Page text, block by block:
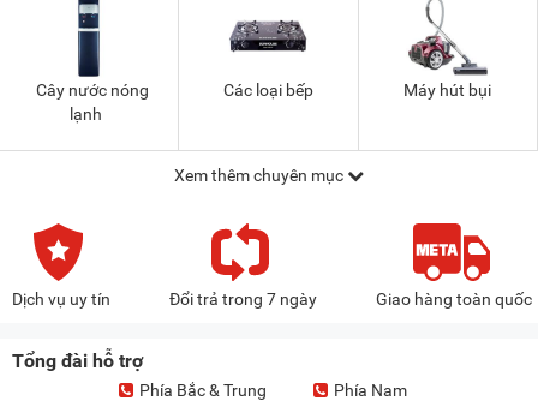
Cây nước nóng
lạnh
Các loại bếp Máy hút bụi
Xem thêm chuyên mục
Dịch vụ uy tín Đổi trả trong 7 ngày Giao hàng toàn quốc
Tổng đài hỗ trợ
Phía Bắc & Trung
Phía Nam